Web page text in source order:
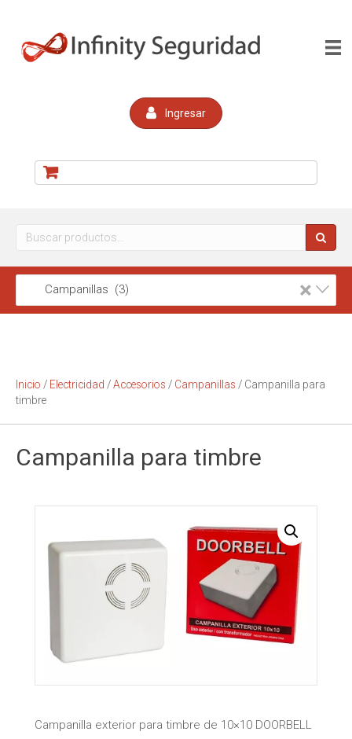
Ingresar
Buscar
×
Campanillas (3)
Inicio / Electricidad /Accesorios / Campanillas / Campanilla para
timbre
Campanilla para timbre
Campanilla exterior para timbre de 10×10 DOORBELL